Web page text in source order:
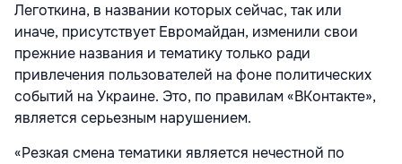
Леготкина, в названии которых сейчас, так или
иначе, присутствует Евромайдан, изменили свои
прежние названия и тематику только ради
привлечения пользователей на фоне политических
событий на Украине. Это, по правилам «ВКонтакте»,
является серьезным нарушением.
«Резкая смена тематики является нечестной по